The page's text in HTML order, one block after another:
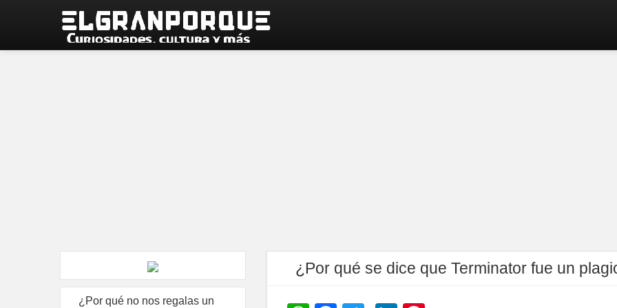
¿Por qué se dice que Terminator fue un
¿Por qué no nos regalas un